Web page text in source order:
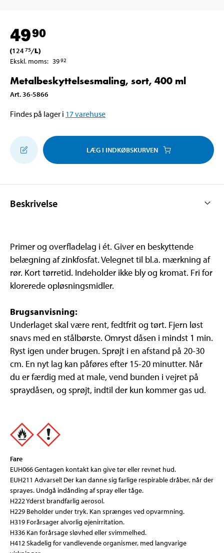
4990
(12475/L)
Ekskl. moms: 3992
Metalbeskyttelsesmaling, sort, 400 ml
Art. 36-5866
Findes på lager i 17varehuse
LÆG I INDKØBSKURVEN
Beskrivelse
Primer og overfladelag i ét. Giver en beskyttende
belægning af zinkfosfat. Velegnet til bl.a. mærkning af
rør. Kort tørretid. Indeholder ikke bly og kromat. Fri for
klorerede opløsningsmidler.
Brugsanvisning:
Underlaget skal være rent, fedtfrit og tørt. Fjern løst
snavs med en stålbørste. Omryst dåsen i mindst 1 min.
Ryst igen under brugen. Sprøjt i en afstand på 20-30
cm. En nyt lag kan påføres efter 15-20 minutter. Når
du er færdig med at male, vend bunden i vejret på
spraydåsen, og sprøjt, indtil der kun kommer gas ud.
Fare
EUH066 Gentagen kontakt kan give tør eller revnet hud.
EUH211 Advarsel! Der kan danne sig farlige respirable dråber, når der
sprayes. Undgå indånding af spray eller tåge.
H222 Yderst brandfarlig aerosol.
H229 Beholder under tryk. Kan sprænges ved opvarmning.
H319 Forårsager alvorlig øjenirritation.
H336 Kan forårsage sløvhed eller svimmelhed.
H412 Skadelig for vandlevende organismer, med langvarige